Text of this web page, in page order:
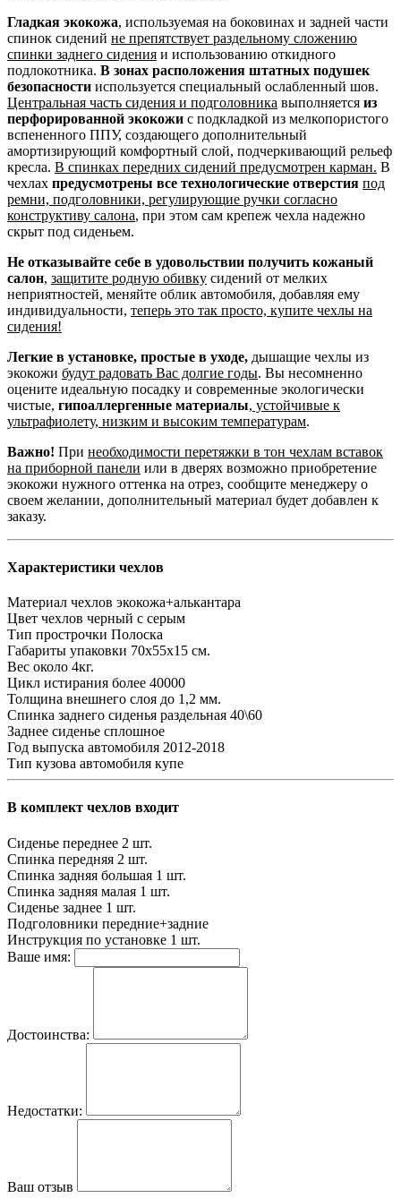
Гладкая экокожа, используемая на боковинах и задней части
спинок сидений не препятствует раздельному сложению
спинки заднего сидения и использованию откидного
подлокотника. В зонах расположения штатных подушек
безопасности используется специальный ослабленный шов.
Центральная часть сидения и подголовника выполняется из
перфорированной экокожи с подкладкой из мелкопористого
вспененного ППУ, создающего дополнительный
амортизирующий комфортный слой, подчеркивающий рельеф
кресла. В спинках передних сидений предусмотрен карман. В
чехлах предусмотрены все технологические отверстия под
ремни, подголовники, регулирующие ручки согласно
конструктиву салона, при этом сам крепеж чехла надежно
скрыт под сиденьем.
Не отказывайте себе в удовольствии получить кожаный
салон, защитите родную обивку сидений от мелких
неприятностей, меняйте облик автомобиля, добавляя ему
индивидуальности, теперь это так просто, купите чехлы на
сидения!
Легкие в установке, простые в уходе, дышащие чехлы из
экокожи будут радовать Вас долгие годы. Вы несомненно
оцените идеальную посадку и современные экологически
чистые, гипоаллергенные материалы, устойчивые к
ультрафиолету, низким и высоким температурам.
Важно! При необходимости перетяжки в тон чехлам вставок
на приборной панели или в дверях возможно приобретение
экокожи нужного оттенка на отрез, сообщите менеджеру о
своем желании, дополнительный материал будет добавлен к
заказу.
Характеристики чехлов
Материал чехлов экокожа+алькантара
Цвет чехлов черный с серым
Тип прострочки Полоска
Габариты упаковки 70х55х15 см.
Вес около 4кг.
Цикл истирания более 40000
Толщина внешнего слоя до 1,2 мм.
Спинка заднего сиденья раздельная 40\60
Заднее сиденье сплошное
Год выпуска автомобиля 2012-2018
Тип кузова автомобиля купе
В комплект чехлов входит
Сиденье переднее 2 шт.
Спинка передняя 2 шт.
Спинка задняя большая 1 шт.
Спинка задняя малая 1 шт.
Сиденье заднее 1 шт.
Подголовники передние+задние
Инструкция по установке 1 шт.
Ваше имя:
Достоинства:
Недостатки:
Ваш отзыв